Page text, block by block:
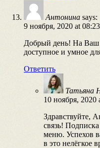
Антонина says:
9 ноября, 2020 at 08:23
Добрый день! На Ваш
доступное и умное
Ответить
Татьяна
10 ноября, 2020
Здравствуйте,
связь!
меню. Успехов
в это нелёгкое